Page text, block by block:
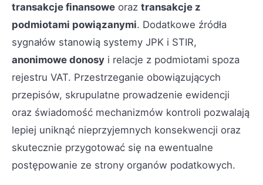
transakcje finansowe oraz transakcje z
podmiotami powiązanymi. Dodatkowe źródła
sygnałów stanowią systemy JPK i STIR,
anonimowe donosy i relacje z podmiotami spoza
rejestru VAT. Przestrzeganie obowiązujących
przepisów, skrupulatne prowadzenie ewidencji
oraz świadomość mechanizmów kontroli pozwalają
lepiej uniknąć nieprzyjemnych konsekwencji oraz
skutecznie przygotować się na ewentualne
postępowanie ze strony organów podatkowych.